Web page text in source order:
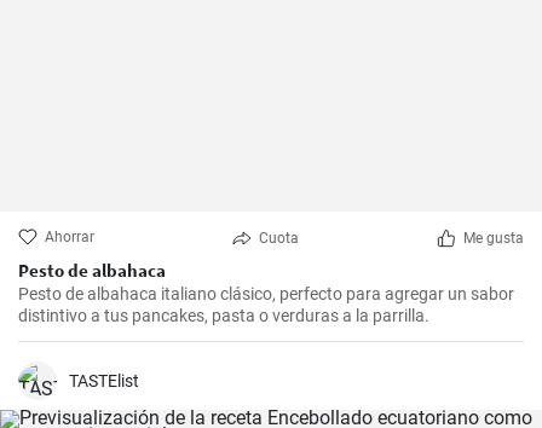
Ahorrar Cuota Me gusta
Pesto de albahaca
Pesto de albahaca italiano clásico, perfecto para agregar un sabor
distintivo a tus pancakes, pasta o verduras a la parrilla.
TASTElist